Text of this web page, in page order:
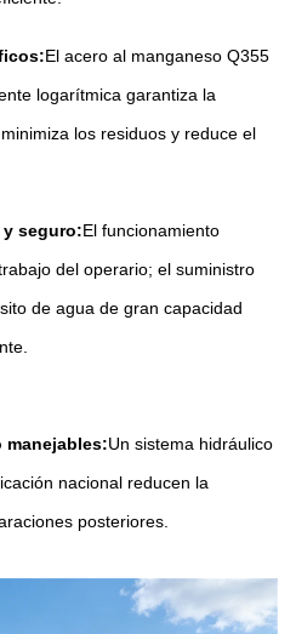
El acero al manganeso Q355
logarítmica garantiza la
los residuos y reduce el
seguro:El funcionamiento
del operario; el suministro
de agua de gran capacidad
manejables:Un sistema hidráulico
nacional reducen la
posteriores.